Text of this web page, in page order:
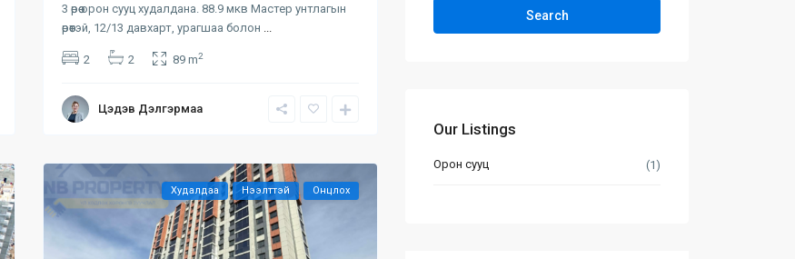
3 өрөө орон сууц худалдана. 88.9 мкв Мастер унтлагын
өрөөтэй, 12/13 давхарт, урагшаа болон
2 2 89 m2
Цэдэв Дэлгэрмаа
Худалдаа Нээлттэй Онцлох
Search
Our Listings
Орон сууц (1)